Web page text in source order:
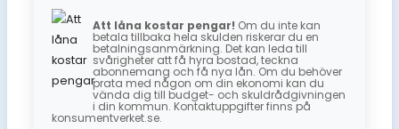
Att låna kostar pengar! Om du inte kan
betala tillbaka hela skulden riskerar du en
betalningsanmärkning. Det kan leda till
svårigheter att få hyra bostad, teckna
abonnemang och få nya lån. Om du behöver
prata med någon om din ekonomi kan du
vända dig till budget- och skuldrådgivningen
i din kommun. Kontaktuppgifter finns på
konsumentverket.se.